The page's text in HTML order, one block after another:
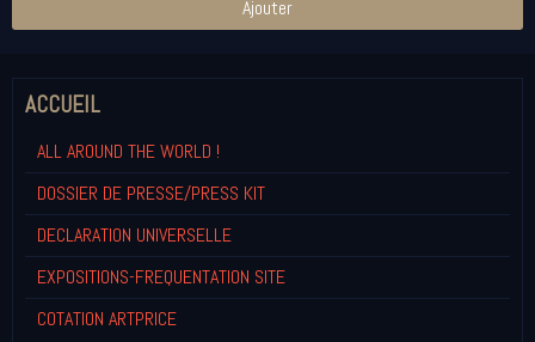
Ajouter
ACCUEIL
ALL AROUND THE WORLD !
DOSSIER DE PRESSE/PRESS KIT
DECLARATION UNIVERSELLE
EXPOSITIONS-FREQUENTATION SITE
COTATION ARTPRICE